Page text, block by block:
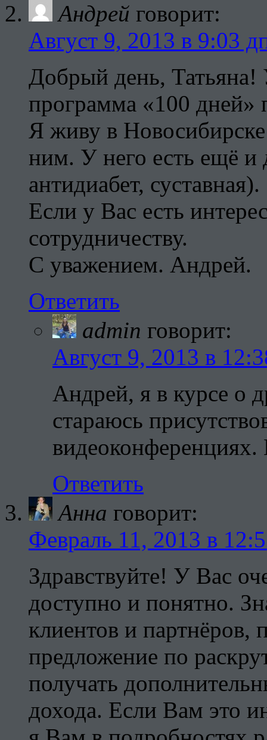
Андрей говорит:
Август 9, 2013 в 9:03
Добрый день, Татьяна!
программа «100
Я живу в
ним. У него есть ещё и
антидиабет, суставная).
Если у Вас есть
сотрудничеству.
С уважением. Андрей.
Ответить
admin говорит:
Август 9, 2013 в
Андрей, я в курсе о
стараюсь
Ответить
Анна говорит:
Февраль 11, 2013 в
Здравствуйте! У Вас
доступно и понятно.
клиентов и партнёров,
предложение по
получать
дохода. Если Вам это